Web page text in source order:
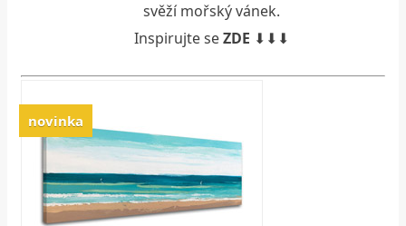
svěží mořský vánek.
Inspirujte seZDE ⬇⬇⬇
novinka